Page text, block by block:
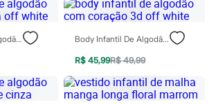
Body Infantil De Algodão Com Gola Boneca Off White Body Infantil De Algodão Com Coração 3d Off White
R$ 45,99R$ 49,99